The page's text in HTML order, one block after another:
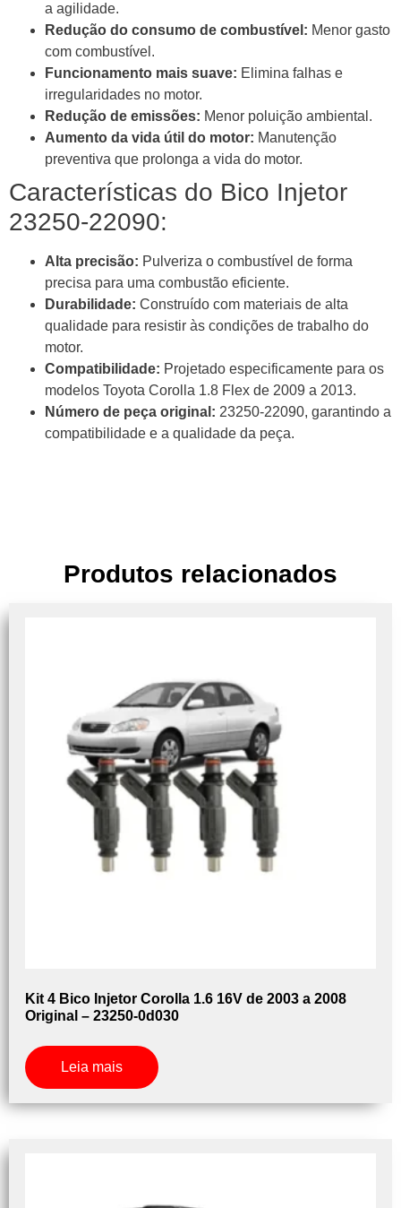
a agilidade.
Redução do consumo de combustível: Menor gasto
com combustível.
Funcionamento mais suave: Elimina falhas e
irregularidades no motor.
Redução de emissões: Menor poluição ambiental.
Aumento da vida útil do motor: Manutenção
preventiva que prolonga a vida do motor.
Características do Bico Injetor
23250-22090:
Alta precisão: Pulveriza o combustível de forma
precisa para uma combustão eficiente.
Durabilidade: Construído com materiais de alta
qualidade para resistir às condições de trabalho do
motor.
Compatibilidade: Projetado especificamente para os
modelos Toyota Corolla 1.8 Flex de 2009 a 2013.
Número de peça original: 23250-22090, garantindo a
compatibilidade e a qualidade da peça.
Produtos relacionados
Kit 4 Bico Injetor Corolla 1.6 16V de 2003 a 2008
Original – 23250-0d030
Leia mais